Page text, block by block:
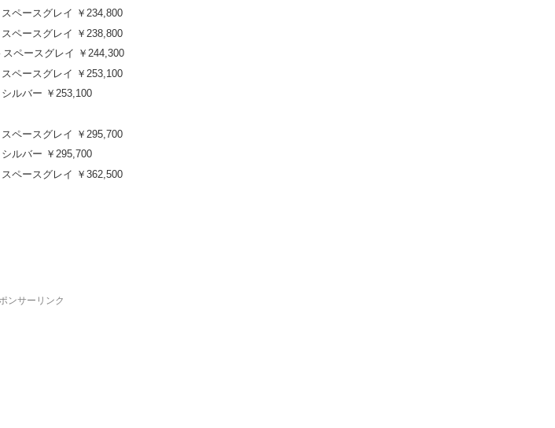
ペースグレイ ￥234,800
ペースグレイ ￥238,800
ペースグレイ ￥244,300
ペースグレイ ￥253,100
ルバー ￥253,100
ペースグレイ ￥295,700
ルバー ￥295,700
ペースグレイ ￥362,500
ンサーリンク